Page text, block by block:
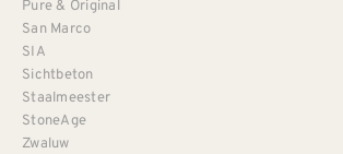
Pure & Original
San Marco
SIA
Sichtbeton
Staalmeester
StoneAge
Zwaluw